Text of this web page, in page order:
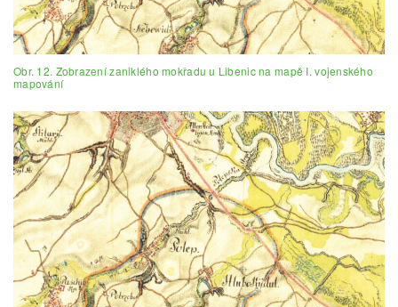
Obr. 12. Zobrazení zaniklého mokřadu u Libenic na mapě I. vojenského
mapování